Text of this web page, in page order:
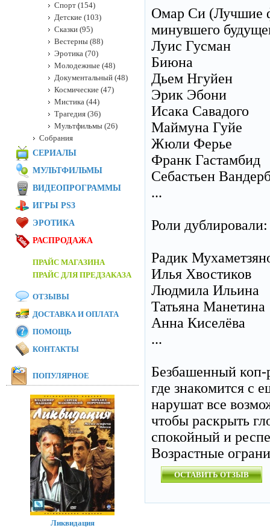
Омар Си (Лучшие
минувшего
Луис Гусман
Биюна
Дьем Нгуйен
Эрик Эбони
Исака Савадого
Маймуна Гуйе
Жюли Ферье
Франк Гастамбид
Себастьен
...
Роли дублировали:
Радик
Илья Хвостиков
Людмила Ильина
Татьяна Манетина
Анна Киселёва
...
Безбашенный
где знакомится с
нарушат все
чтобы раскрыть
спокойный и
Возрастные
ОСТАВИТЬ ОТЗЫВ
Спорт (154)
Детские (103)
Сказки (95)
Вестерны (88)
Эротика (70)
Молодежные (48)
Документальный (48)
Космические (47)
Мистика (44)
Трагедия (36)
Мультфильмы (26)
Собрания
СЕРИАЛЫ
МУЛЬТФИЛЬМЫ
ВИДЕОПРОГРАММЫ
ИГРЫ PS3
ЭРОТИКА
РАСПРОДАЖА
ПРАЙС МАГАЗИНА
ПРАЙС ДЛЯ ПРЕДЗАКАЗА
ОТЗЫВЫ
ДОСТАВКА И ОПЛАТА
ПОМОЩЬ
КОНТАКТЫ
ПОПУЛЯРНОЕ
Ликвидация